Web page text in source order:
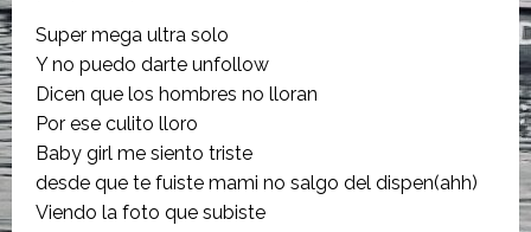
Super mega ultra solo
Y no puedo darte unfollow
Dicen que los hombres no lloran
Por ese culito lloro
Baby girl me siento triste
desde que te fuiste mami no salgo del dispen(ahh)
Viendo la foto que subiste